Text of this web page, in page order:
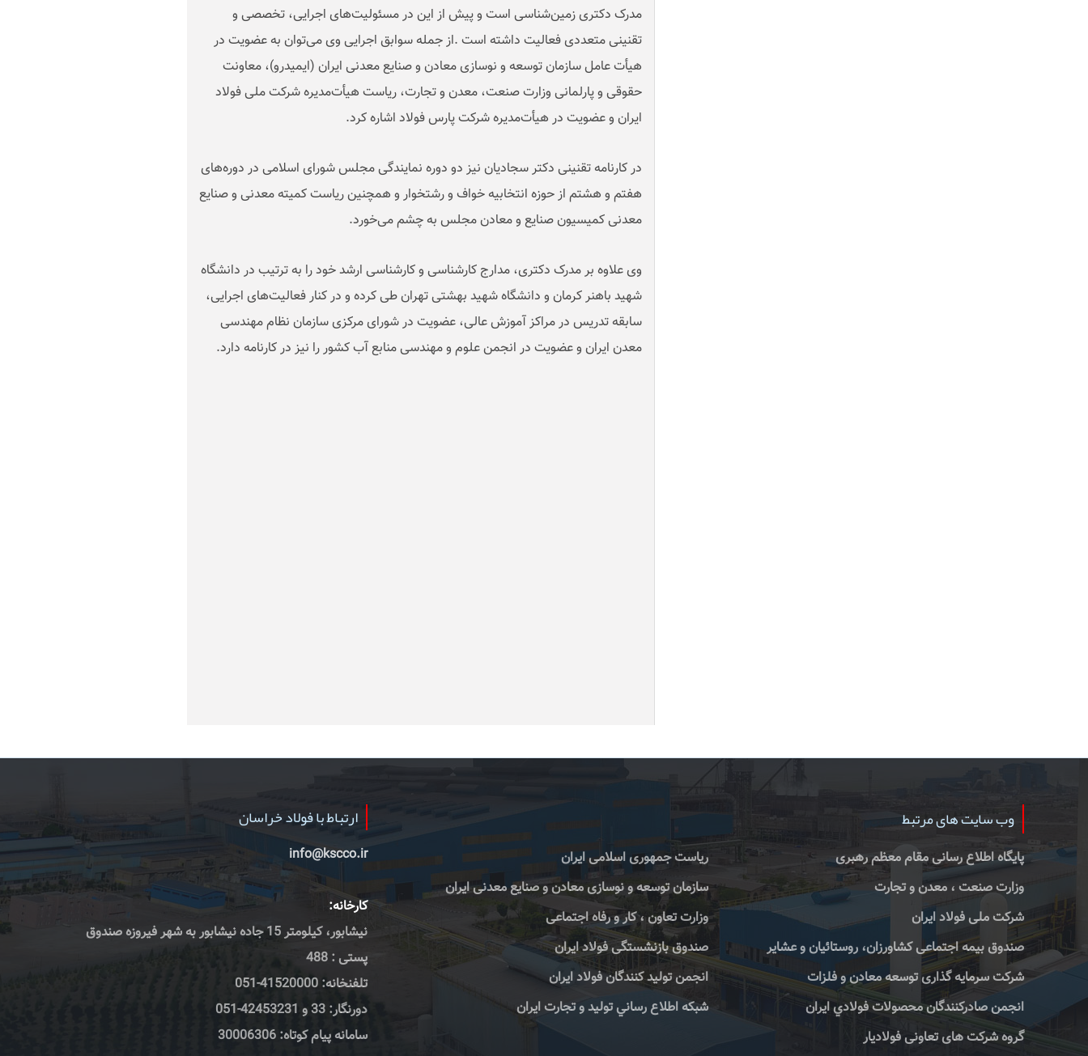
مدرک دکتری زمین‌شناسی است و پیش از این در مسئولیت‌های اجرایی، تخصصی و
تقنینی متعددی فعالیت داشته است.از جمله سوابق اجرایی وی می‌توان به عضویت در
هیأت عامل سازمان توسعه و نوسازی معادن و صنایع معدنی ایران (ایمیدرو)، معاونت
حقوقی و پارلمانی وزارت صنعت، معدن و تجارت، ریاست هیأت‌مدیره شرکت ملی فولاد
ایران و عضویت در هیأت‌مدیره شرکت پارس فولاد اشاره کرد.
در کارنامه تقنینی دکتر سجادیان نیز دو دوره نمایندگی مجلس شورای اسلامی در دوره‌های
هفتم و هشتم از حوزه انتخابیه خواف و رشتخوار و همچنین ریاست کمیته معدنی و صنایع
معدنی کمیسیون صنایع و معادن مجلس به چشم می‌خورد.
وی علاوه بر مدرک دکتری، مدارج کارشناسی و کارشناسی ارشد خود را به ترتیب در دانشگاه
شهید باهنر کرمان و دانشگاه شهید بهشتی تهران طی کرده و در کنار فعالیت‌های اجرایی،
سابقه تدریس در مراکز آموزش عالی، عضویت در شورای مرکزی سازمان نظام مهندسی
معدن ایران و عضویت در انجمن علوم و مهندسی منابع آب کشور را نیز در کارنامه دارد.
ارتباط با فولاد خراسان
info@kscco.ir
کارخانه:
نیشابور، کیلومتر 15 جاده نیشابور به شهر فیروزه صندوق
پستی : 488
تلفنخانه: 41520000-051
دورنگار: 33 و 42453231-051
سامانه پیام کوتاه: 30006306
وب سایت های مرتبط
پایگاه اطلاع رسانی مقام معظم رهبری
ریاست جمهوری اسلامی ایران
وزارت صنعت ، معدن و تجارت
سازمان توسعه و نوسازی معادن و صنایع معدنی ایران
شرکت ملی فولاد ایران
وزارت تعاون ، کار و رفاه اجتماعی
صندوق بیمه اجتماعی کشاورزان، روستائیان و عشایر
صندوق بازنشستگی فولاد ایران
شرکت سرمایه گذاری توسعه معادن و فلزات
انجمن تولید کنندگان فولاد ایران
انجمن صادركنندگان محصولات فولادي ايران
شبكه اطلاع رساني توليد و تجارت ايران
گروه شرکت های تعاونی فولادیار